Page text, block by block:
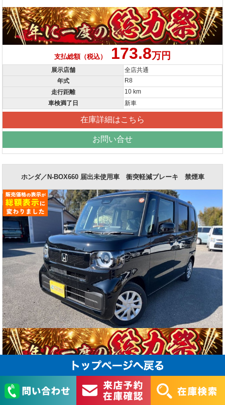
支払総額（税込） 173.8万円
展示店舗
全店共通
年式
R8
走行距離
10 km
車検満了日
新車
在庫詳細はこちら
お問い合せ
ホンダ／N-BOX660 届出未使用車 衝突軽減ブレーキ 禁煙車
支払総額（税込）173.8万円
展示店舗
狭山ヶ丘店
R08